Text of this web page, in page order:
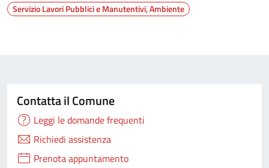
Servizio Lavori Pubblici e Manutentivi, Ambiente
Contatta il Comune
Leggi le domande frequenti
Richiedi assistenza
Prenota appuntamento